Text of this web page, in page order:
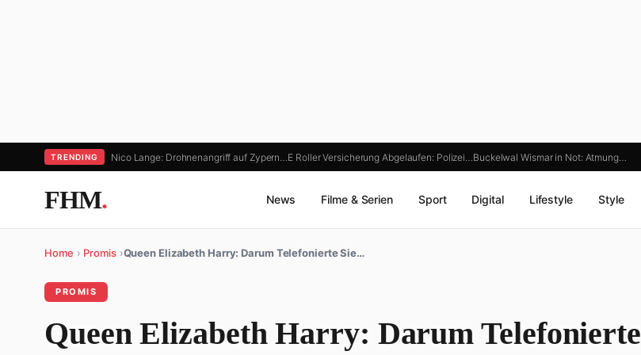
TRENDING Nico Lange: Drohnenangriff auf Zypern… E Roller Versicherung Abgelaufen: Polizei… Buckelwal Wismar in Not: Atmung…
FHM. News Filme & Serien Sport Digital Lifestyle Style
Home › Promis ›Queen Elizabeth Harry: Darum Telefonierte Sie…
PROMIS
Queen Elizabeth Harry: Darum Telefonierte